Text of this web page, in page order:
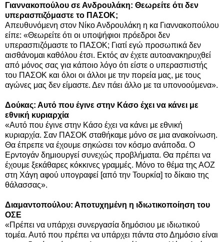
Γιαννακοπούλου σε Ανδρουλάκη: Θεωρείτε ότι δεν
υπερασπιζόμαστε το ΠΑΣΟΚ;
Απευθυνόμενη στον Νίκο Ανδρουλάκη η κα Γιαννακοπούλου
είπε: «Θεωρείτε ότι οι υποψήφιοι πρόεδροι δεν
υπερασπιζόμαστε το ΠΑΣΟΚ; Γιατί εγώ προσωπικά δεν
αισθάνομαι καθόλου έτσι. Εκτός αν έχετε αυτοανακηρυχθεί
από μόνος σας για κάποιο λόγο ότι είστε ο υπερασπιστής
του ΠΑΣΟΚ και όλοι οι άλλοι με την πορεία μας, με τους
αγώνες μας δεν είμαστε. Δεν πάει άλλο με τα υπονοούμενα».
Δούκας: Αυτό που έγινε στην Κάσο έχει να κάνει με
εθνική κυριαρχία
«Αυτό που έγινε στην Κάσο έχει να κάνει με εθνική
κυριαρχία. Σαν ΠΑΣΟΚ σταθήκαμε μόνο σε μια ανακοίνωση.
Θα έπρεπε να έχουμε σηκώσει τον κόσμο ανάποδα. Ο
Ερντογάν δημιουργεί συνεχώς προβλήματα. Θα πρέπει να
έχουμε ξεκάθαρες κόκκινες γραμμές. Μόνο το θέμα της ΑΟΖ
στη Χάγη αφού υπογραφεί [από την Τουρκία] το δίκαιο της
θάλασσας».
Διαμαντοπούλου: Αποτυχημένη η ιδιωτικοποίηση του
ΟΣΕ
«Πρέπει να υπάρχει συνεργασία δημόσιου με ιδιωτικού
τομέα. Αυτό που πρέπει να υπάρχει πάντα στο Δημόσιο είναι